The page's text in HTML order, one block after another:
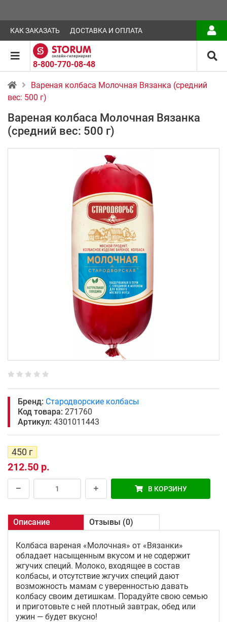
КАК ЗАКАЗАТЬ ДОСТАВКА И ОПЛАТА
8-800-770-08-48
Вареная колбаса Молочная Вязанка (средний
вес: 500 г)
Вареная колбаса Молочная Вязанка
(средний вес: 500 г)
Бренд: Стародворские колбасы
Код товара: 271760
Артикул: 4301011443
450 г
212.50 р.
В КОРЗИНУ
Описание Отзывы (0)
Колбаса вареная «Молочная» от «Вязанки»
обладает насыщенным вкусом и не содержит
жгучих специй. Молоко, входящее в состав
колбасы, и отсутствие жгучих специй дают
возможность мамам с уверенностью давать
колбасу своим детишкам. Порадуйте свою семью
и приготовьте с ней плотный завтрак, обед или
ужин — будет вкусно!